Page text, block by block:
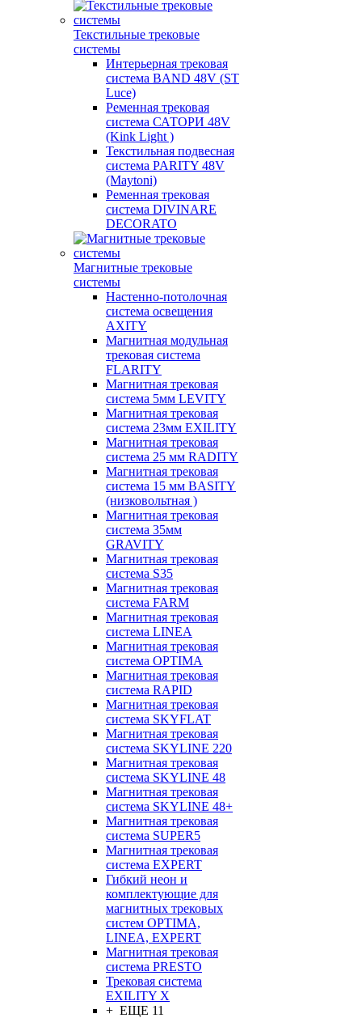
Текстильные трековые
системы
Интерьерная трековая
система BAND 48V (ST
Luce)
Ременная трековая
система САТОРИ 48V
(Kink Light )
Текстильная подвесная
система PARITY 48V
(Maytoni)
Ременная трековая
система DIVINARE
DECORATO
Магнитные трековые
системы
Настенно-потолочная
система освещения
AXITY
Магнитная модульная
трековая система
FLARITY
Магнитная трековая
система 5мм LEVITY
Магнитная трековая
система 23мм EXILITY
Магнитная трековая
система 25 мм RADITY
Магнитная трековая
система 15 мм BASITY
(низковольтная )
Магнитная трековая
система 35мм
GRAVITY
Магнитная трековая
система S35
Магнитная трековая
система FARM
Магнитная трековая
система LINEA
Магнитная трековая
система OPTIMA
Магнитная трековая
система RAPID
Магнитная трековая
система SKYFLAT
Магнитная трековая
система SKYLINE 220
Магнитная трековая
система SKYLINE 48
Магнитная трековая
система SKYLINE 48+
Магнитная трековая
система SUPER5
Магнитная трековая
система EXPERT
Гибкий неон и
комплектующие для
магнитных трековых
систем OPTIMA,
LINEA, EXPERT
Магнитная трековая
система PRESTO
Трековая система
EXILITY X
+ ЕЩЕ 11